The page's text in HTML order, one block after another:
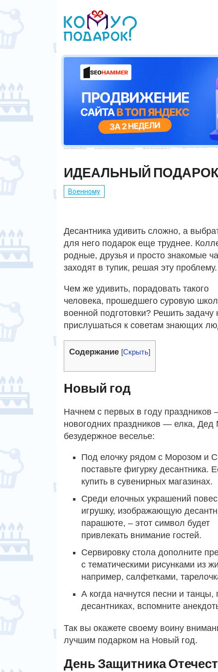
Главная  По профессии  Военному  Идеальный
ИДЕАЛЬНЫЙ
Военному
Десантника удивить сложно, а
для него подарок еще труднее.
родные, друзья и просто знакомые
заходят в тупик, решая эту проблему.
Чем же удивить, порадовать такого
человека, прошедшего суровую
военной подготовки? Решить
прислушаться к советам знающих
Содержание [Скрыть]
Новый год
Начнем с первых в году
новогодних праздников — елка, Дед
безудержное веселье:
Под елочку рядом с Морозом и
поставьте фигурку десантника.
купить в сувенирных магазинах.
Среди елочных украшений
игрушку, изображающую
парашюте, – этот символ будет
привлекать внимание гостей.
Сервировку стола дополните
с тематическими рисунками из
например, салфетками,
А когда начнутся песни и
десантниках, вспомните
Так вы окажете своему воину
лучшим подарком на Новый год.
День Защитника